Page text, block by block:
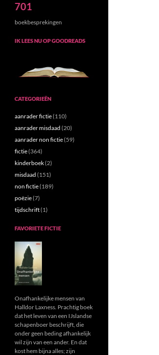
701
boekbesprekingen
IK LEES NU OP GOODREADS
CATEGORIEËN
aanrader fictie(110)
aanrader misdaad (20)
aanrader non fictie(59)
fictie(364)
kinderboek(2)
misdaad (151)
non fictie(189)
poëzie(7)
tijdschrift(1)
FAVORIETE FICTIE
Onafhankelijke mensen van
Halldor Laxness. Prachtig boek
dat het leven van een IJslandse
schapenboer beschrijft, die
onder geen beding afhankelijk
wil zijn van een ander. En dat
kost hem bijna alles; zijn